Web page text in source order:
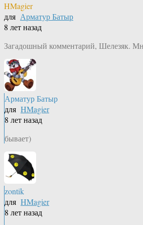
HMagier
для Арматур Батыр
8 лет назад
Загадошный комментарий, Шелезяк.
Арматур Батыр
для HMagier
8 лет назад
бывает)
zontik
для HMagier
8 лет назад